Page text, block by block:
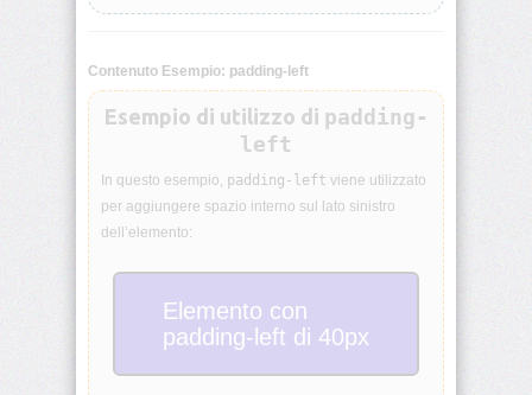
delay
animation-
animation-
duration
animation-
fill-
mode
animation-
iteration-
count
Contenuto Esempio: padding-left
Esempio di utilizzo di padding-
left
In questo esempio, padding-left viene utilizzato
per aggiungere spazio interno sul lato sinistro
dell’elemento:
Elemento con
padding-left di 40px